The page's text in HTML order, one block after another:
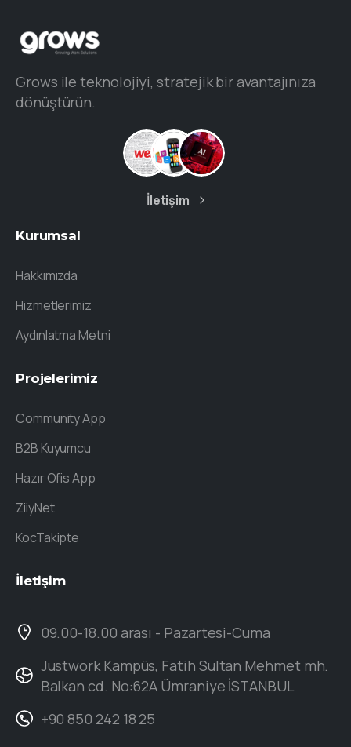
Grows ile teknolojiyi, stratejik bir avantajınıza
dönüştürün.
İletişim
Kurumsal
Hakkımızda
Hizmetlerimiz
Aydınlatma Metni
Projelerimiz
Community App
B2B Kuyumcu
Hazır Ofis App
ZiiyNet
KocTakipte
İletişim
09.00-18.00 arası - Pazartesi-Cuma
Justwork Kampüs, Fatih Sultan Mehmet mh.
Balkan cd. No:62A Ümraniye İSTANBUL
+90 850 242 18 25